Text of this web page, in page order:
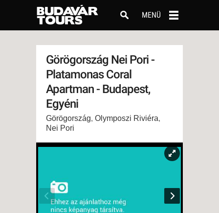
MENÜ
Görögország Nei Pori -
Platamonas Coral
Apartman - Budapest,
Egyéni
Görögország, Olymposzi Riviéra,
Nei Pori